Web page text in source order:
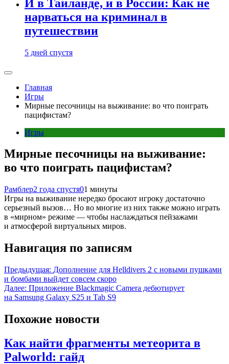
И в Таиланде, и в России: Как не
нарваться на криминал в
путешествии
5 дней спустя
Главная
Игры
Мирные песочницы на выживание: во что поиграть
пацифистам?
Игры
Мирные песочницы на выживание:
во что поиграть пацифистам?
Рамблер2 года спустя01 минуты
Игры на выживание нередко бросают игроку достаточно
серьезный вызов… Но во многие из них также можно играть
в «мирном» режиме — чтобы наслаждаться пейзажами
и атмосферой виртуальных миров.
Навигация по записям
Предыдущая: Дополнение для Helldivers 2 с новыми пушками
и бомбами выйдет совсем скоро
Далее: Приложение Blackmagic Camera дебютирует
на Samsung Galaxy S25 и Tab S9
Похожие новости
Как найти фрагменты метеорита в
Palworld: гайд